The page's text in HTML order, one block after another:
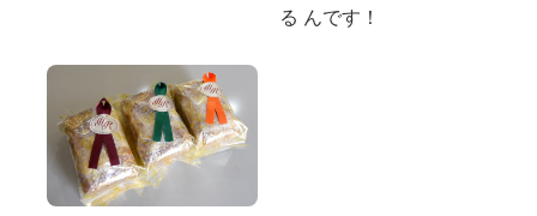
る んです！